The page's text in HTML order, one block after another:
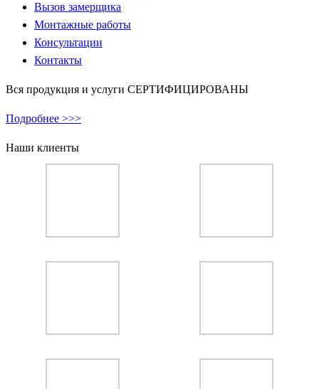
Вызов замерщика
Монтажные работы
Консультации
Контакты
Вся продукция и услуги СЕРТИФИЦИРОВАНЫ
Подробнее >>>
Наши клиенты